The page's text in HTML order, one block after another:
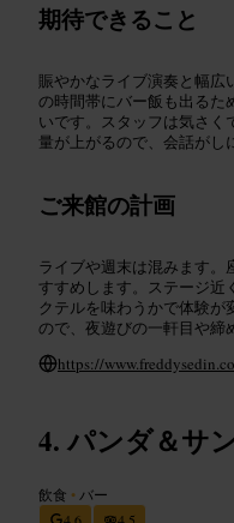
期待できること
賑やかなライブ演奏と幅広
の時間帯にバー飯も出るた
いです。スタッフは気さく
量が上がるので、会話がし
ご来館の計画
ライブや週末は混みます。
すすめします。ステージ近
クテルを味わうかで体験が
ので、夜遊びの一軒目や締
https://
パンダ＆サ
飲食 • バー
4.6
4.5